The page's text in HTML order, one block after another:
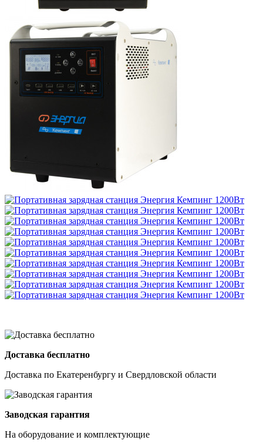
Доставка бесплатно
Доставка по Екатеренбургу и Свердловской области
Заводская гарантия
На оборудование и комплектующие